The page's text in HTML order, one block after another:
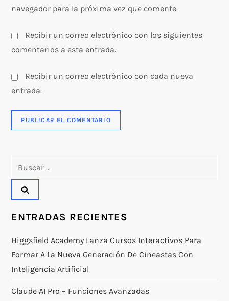
navegador para la próxima vez que comente.
Recibir un correo electrónico con los siguientes
comentarios a esta entrada.
Recibir un correo electrónico con cada nueva
entrada.
ENTRADAS RECIENTES
Higgsfield Academy Lanza Cursos Interactivos Para
Formar A La Nueva Generación De Cineastas Con
Inteligencia Artificial
Claude AI Pro – Funciones Avanzadas